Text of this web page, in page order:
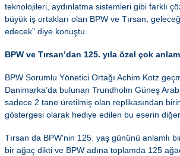
teknolojileri, aydınlatma sistemleri gibi farklı
büyük iş ortakları olan BPW ve Tırsan,
edecek” diye konuştu.
BPW ve Tırsan’dan 125. yıla özel çok
BPW Sorumlu Yönetici Ortağı Achim Kotz
Danimarka’da bulunan Trundholm Güneş
sadece 2 tane üretilmiş olan replikasından
göstergesi olarak hediye edilen bu eserin
Tırsan da BPW’nin 125. yaş gününü anlamlı
bir ağaç dikti ve BPW adına toplamda 125